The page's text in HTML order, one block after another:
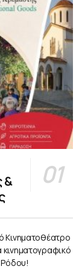
&
Κινηματοθέατρο
κινηματογραφικό